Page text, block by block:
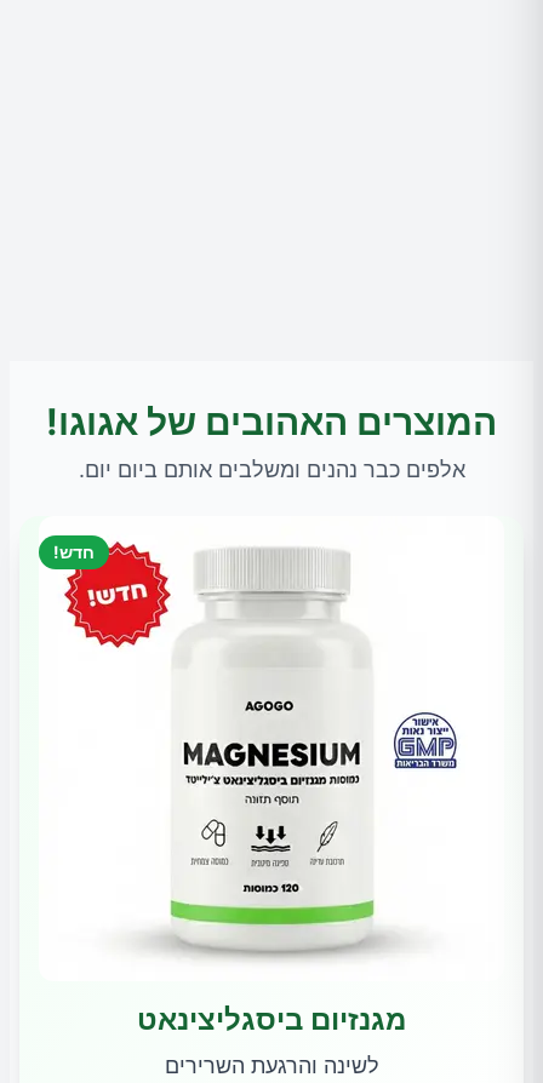
המוצרים האהובים של אגוגו!
אלפים כבר נהנים ומשלבים אותם ביום יום.
חדש!
מגנזיום ביסגליצינאט
לשינה והרגעת השרירים